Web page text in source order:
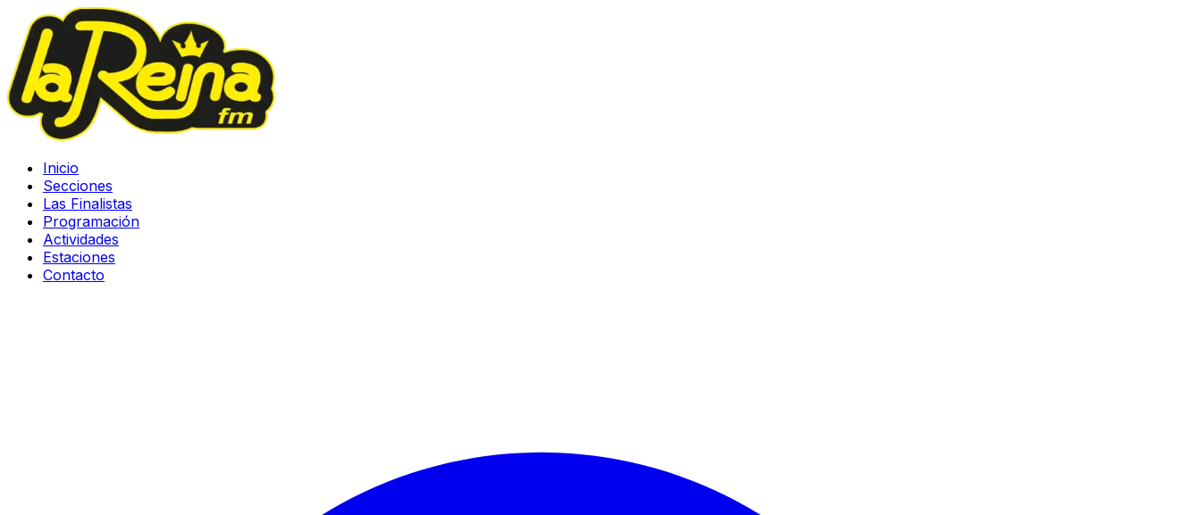
Inicio
Secciones
Las Finalistas
Programación
Actividades
Estaciones
Contacto